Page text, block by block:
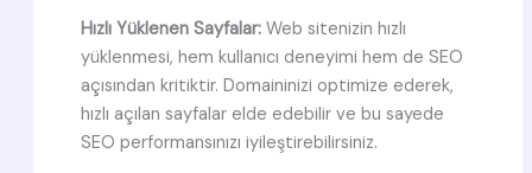
Hızlı Yüklenen Sayfalar:Web sitenizin hızlı
yüklenmesi, hem kullanıcı deneyimi hem de SEO
açısından kritiktir. Domaininizi optimize ederek,
hızlı açılan sayfalar elde edebilir ve bu sayede
SEO performansınızı iyileştirebilirsiniz.